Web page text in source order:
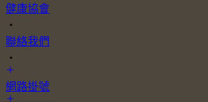
健康協會
・
聯絡我們
・
網路掛號